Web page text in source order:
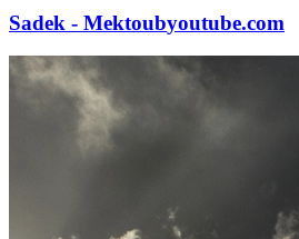
Sadek - Mektoubyoutube.com